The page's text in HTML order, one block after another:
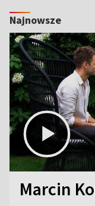
Najnowsze
Marcin